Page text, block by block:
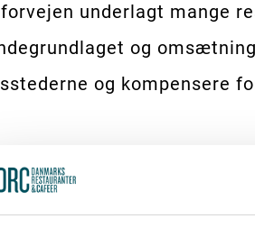
underlagt mange
og
og kompensere
Københavns